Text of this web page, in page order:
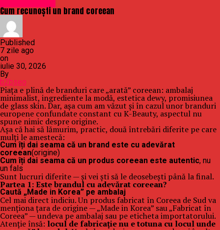
Cum recunoști un brand coreean
Published
7 zile ago
on
iulie 30, 2026
By
b2bseo
Piața e plină de branduri care „arată” coreean: ambalaj
minimalist, ingrediente la modă, estetica dewy, promisiunea
de glass skin. Dar, așa cum am văzut și în cazul unor branduri
europene confundate constant cu K-Beauty, aspectul nu
spune nimic despre origine.
Așa că hai să lămurim, practic, două întrebări diferite pe care
mulți le amestecă:
Cum îți dai seama că un brand este cu adevărat
coreean(origine)
Cum îți dai seama că un produs coreean este autentic, nu
un fals
Sunt lucruri diferite — și vei ști să le deosebești până la final.
Partea 1: Este brandul cu adevărat coreean?
Caută „Made in Korea” pe ambalaj
Cel mai direct indiciu. Un produs fabricat în Coreea de Sud va
menționa țara de origine — „Made in Korea” sau „Fabricat în
Coreea” — undeva pe ambalaj sau pe eticheta importatorului.
Atenție însă: locul de fabricație nu e totuna cu locul unde